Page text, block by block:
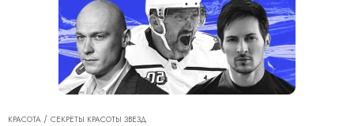
КРАСОТА
СЕКРЕТЫ КРАСОТЫ ЗВЕЗД